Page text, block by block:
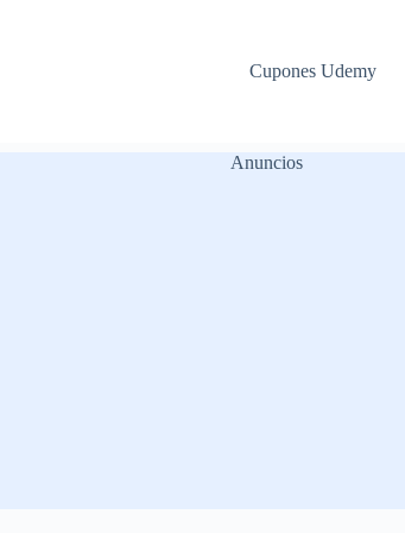
Cupones Udemy
Anuncios